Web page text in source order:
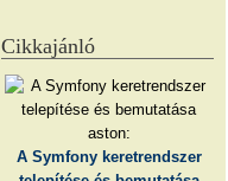
Cikkajánló
aston:
A Symfony keretrendszer